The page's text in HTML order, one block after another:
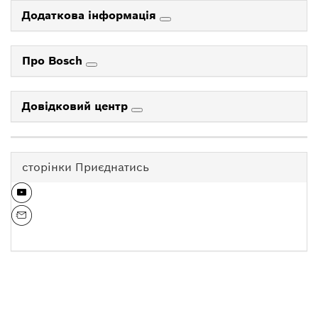
Додаткова інформація
Про Bosch
Довідковий центр
сторінки Приєднатись